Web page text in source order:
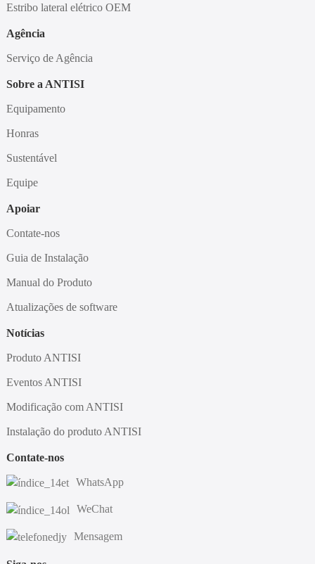
Estribo lateral elétrico OEM
Agência
Serviço de Agência
Sobre a ANTISI
Equipamento
Honras
Sustentável
Equipe
Apoiar
Contate-nos
Guia de Instalação
Manual do Produto
Atualizações de software
Notícias
Produto ANTISI
Eventos ANTISI
Modificação com ANTISI
Instalação do produto ANTISI
Contate-nos
WhatsApp
WeChat
Mensagem